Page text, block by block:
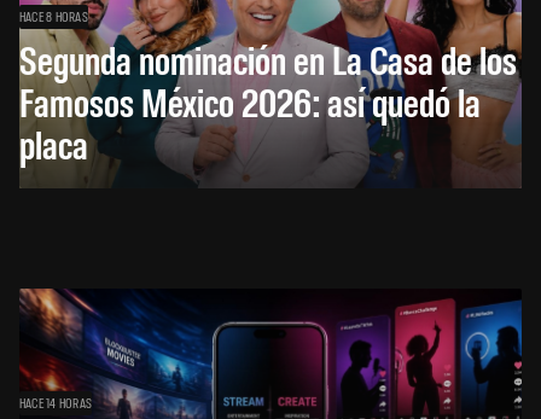
HACE 8 HORAS
Segunda nominación en La Casa de los
Famosos México 2026: así quedó la
placa
HACE 14 HORAS